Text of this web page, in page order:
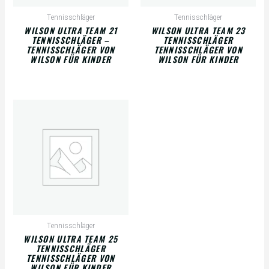
Tennisschläger
WILSON ULTRA TEAM 21
TENNISSCHLÄGER –
TENNISSCHLÄGER VON
WILSON FÜR KINDER
Tennisschläger
WILSON ULTRA TEAM 23
TENNISSCHLÄGER
TENNISSCHLÄGER VON
WILSON FÜR KINDER
Tennisschläger
WILSON ULTRA TEAM 25
TENNISSCHLÄGER
TENNISSCHLÄGER VON